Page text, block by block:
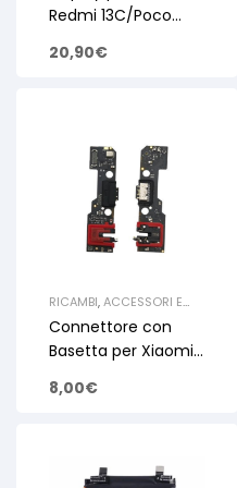
DISPLAY XIAOMI
Redmi 13C/Poco
+ Frame – OEM
20,90€
RICAMBI,ACCESSORI E
E TABLET,RICAMBI XIAOMI
CONNETTORI XIAOMI
Connettore con
Basetta per Xiaomi
Ricarica
8,00€